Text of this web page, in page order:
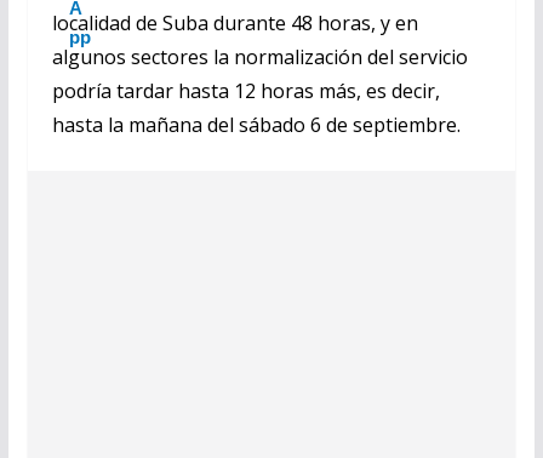
localidad de Suba durante 48 horas, y en
algunos sectores la normalización del servicio
podría tardar hasta 12 horas más, es decir,
hasta la mañana del sábado 6 de septiembre.